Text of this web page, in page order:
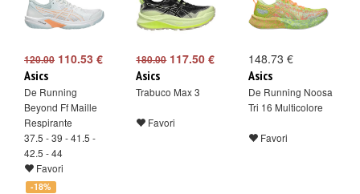
120.00 110.53 €
Asics
De Running
Beyond Ff Maille
Respirante
37.5 - 39 - 41.5 -
42.5 - 44
Favori
180.00117.50 €
Asics
Trabuco Max 3
Favori
148.73 €
Asics
De Running Noosa
Tri 16 Multicolore
Favori
-18%